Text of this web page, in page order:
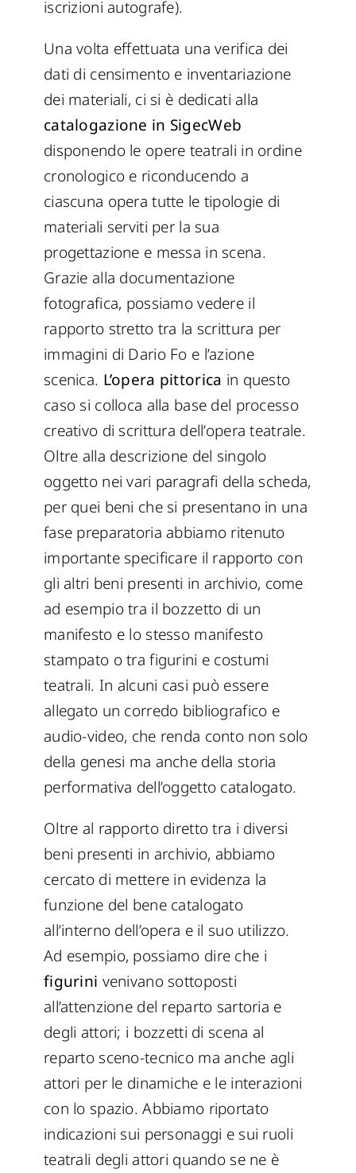
iscrizioni autografe).
Una volta effettuata una verifica dei
dati di censimento e inventariazione
dei materiali, ci si è dedicati alla
catalogazione in SigecWeb
disponendo le opere teatrali in ordine
cronologico e riconducendo a
ciascuna opera tutte le tipologie di
materiali serviti per la sua
progettazione e messa in scena.
Grazie alla documentazione
fotografica, possiamo vedere il
rapporto stretto tra la scrittura per
immagini di Dario Fo e l’azione
scenica. L’opera pittorica in questo
caso si colloca alla base del processo
creativo di scrittura dell’opera teatrale.
Oltre alla descrizione del singolo
oggetto nei vari paragrafi della scheda,
per quei beni che si presentano in una
fase preparatoria abbiamo ritenuto
importante specificare il rapporto con
gli altri beni presenti in archivio, come
ad esempio tra il bozzetto di un
manifesto e lo stesso manifesto
stampato o tra figurini e costumi
teatrali. In alcuni casi può essere
allegato un corredo bibliografico e
audio-video, che renda conto non solo
della genesi ma anche della storia
performativa dell’oggetto catalogato.
Oltre al rapporto diretto tra i diversi
beni presenti in archivio, abbiamo
cercato di mettere in evidenza la
funzione del bene catalogato
all’interno dell’opera e il suo utilizzo.
Ad esempio, possiamo dire che i
figurini venivano sottoposti
all’attenzione del reparto sartoria e
degli attori; i bozzetti di scena al
reparto sceno-tecnico ma anche agli
attori per le dinamiche e le interazioni
con lo spazio. Abbiamo riportato
indicazioni sui personaggi e sui ruoli
teatrali degli attori quando se ne è